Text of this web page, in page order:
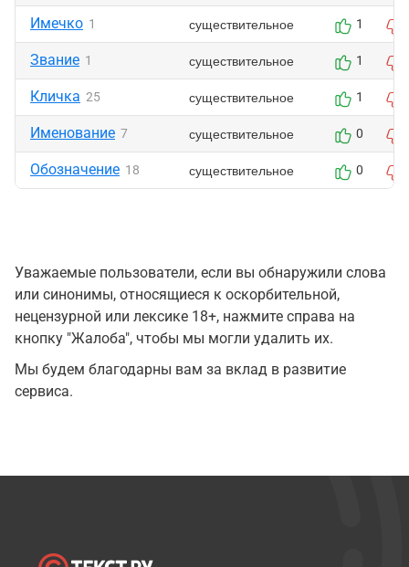
Имечко 1 существительное 1
Звание 1 существительное 1
Кличка 25 существительное 1
Именование 7 существительное 0
Обозначение 18 существительное 0
Уважаемые пользователи, если вы обнаружили слова
или синонимы, относящиеся к оскорбительной,
нецензурной или лексике 18+, нажмите справа на
кнопку "Жалоба", чтобы мы могли удалить их.
Мы будем благодарны вам за вклад в развитие
сервиса.